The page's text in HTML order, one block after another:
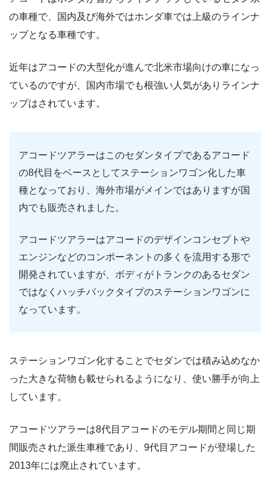
の車種で、国内及び海外ではホンダ車では上級のラインナ
ップとなる車種です。
近年はアコードの大型化が進んで北米市場向けの車になっ
ているのですが、国内市場でも根強い人気がありラインナ
ップはされています。
アコードツアラーはこのセダンタイプであるアコード
の8代目をベースとしてステーションワゴン化した車
種となっており、海外市場がメインではありますが国
内でも販売されました。
アコードツアラーはアコードのデザインコンセプトや
エンジンなどのコンポーネントの多くを流用する形で
開発されていますが、ボディがトランクのあるセダン
ではなくハッチバックタイプのステーションワゴンに
なっています。
ステーションワゴン化することでセダンでは積み込めなか
った大きな荷物も載せられるようになり、使い勝手が向上
しています。
アコードツアラーは8代目アコードのモデル期間と同じ期
間販売された派生車種であり、9代目アコードが登場した
2013年には廃止されています。